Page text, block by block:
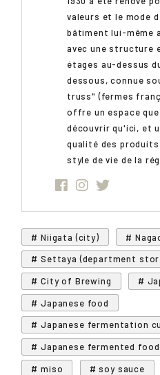
valeurs et le mode
bâtiment lui-même
avec une structure
étages au-dessus
dessous, connue
truss" (fermes
offre un espace
découvrir qu'ici, et
qualité des
style de vie de la
# Niigata (city)
#
# Settaya (department
# City of Brewing
#
# Japanese food
# Japanese fermentation
# Japanese fermented food
# miso
# soy sauce